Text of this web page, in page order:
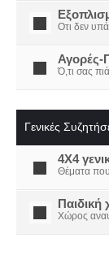
Οτι δεν
Αγορές-
Ό,τι σας
Γενικές
4X4
Θέματα που
Παιδική
Χώρος